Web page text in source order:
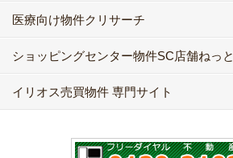
医療向け物件クリサーチ
ショッピングセンター物件SC店舗ねっと
イリオス売買物件 専門サイト